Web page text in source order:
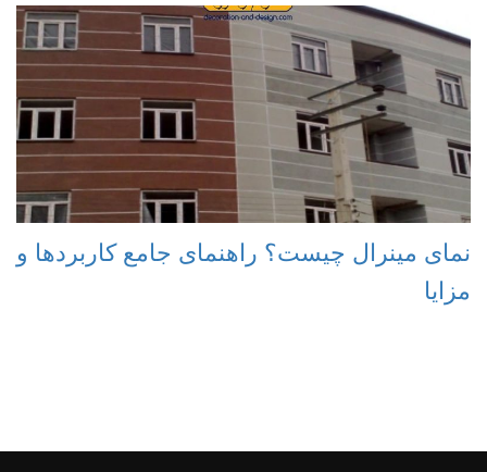
نمای مینرال چیست؟ راهنمای جامع کاربردها و
مزایا